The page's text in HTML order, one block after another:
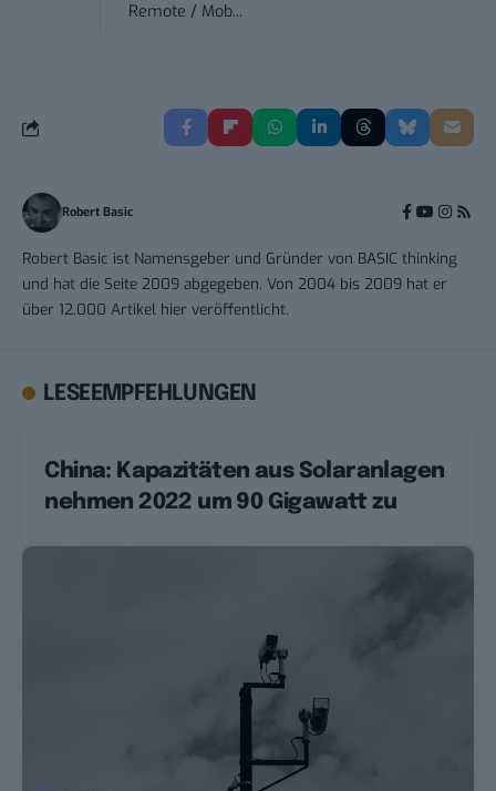
Remote / Mob...
Robert Basic
Robert Basic ist Namensgeber und Gründer von BASIC thinking
und hat die Seite 2009 abgegeben. Von 2004 bis 2009 hat er
über 12.000 Artikel hier veröffentlicht.
LESEEMPFEHLUNGEN
China: Kapazitäten aus Solaranlagen
nehmen 2022 um 90 Gigawatt zu